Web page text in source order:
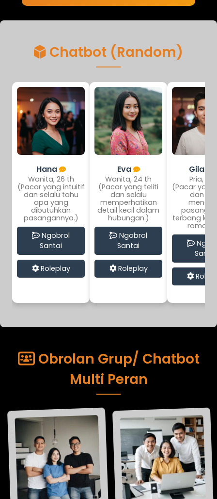
Chatbot (Random)
Hana
Wanita, 26 th
(Pacar yang intuitif
dan selalu tahu
apa yang
dibutuhkan
pasangannya.)
Ngobrol
Santai
Roleplay
Eva
Wanita, 24 th
(Pacar yang teliti
dan selalu
memperhatikan
detail kecil dalam
hubungan.)
Ngobrol
Santai
Roleplay
Gilang
Pria, 29
(Pacar
dan
terbang ke
Santai
Obrolan Grup/ Chatbot
Multi Peran